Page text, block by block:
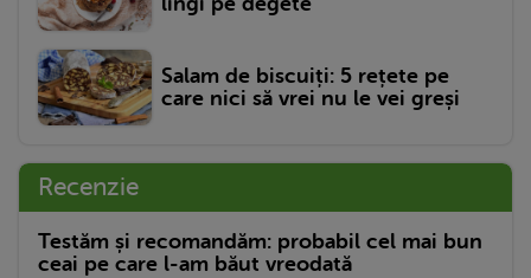
Salam de biscuiți: 5 rețete pe
care nici să vrei nu le vei greși
Recenzie
Testăm și recomandăm: probabil cel mai bun
ceai pe care l-am băut vreodată